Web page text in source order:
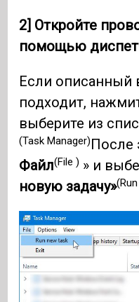
2] Откройте
помощью
Если
подходит,
выберите из
(Task Manager)После
Файл(File ) » и
новую задачу»